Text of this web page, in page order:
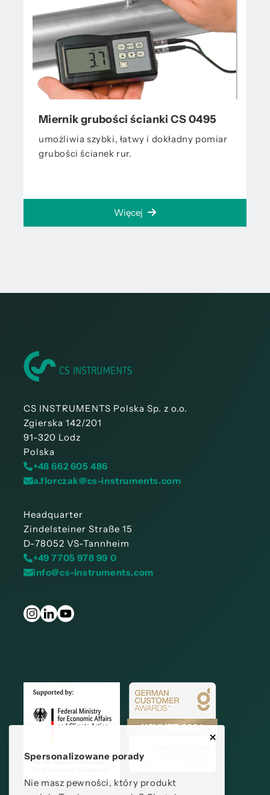
Miernik grubości ścianki CS 0495
umożliwia szybki, łatwy i dokładny pomiar
grubości ścianek rur.
Więcej
Spersonalizowane porady
Nie masz pewności, który produkt
CS INSTRUMENTS Polska Sp. z o.o.
Zgierska 142/201
91-320 Lodz
Polska
+48 662 605 486
a.florczak@cs-instruments.com
Headquarter
Zindelsteiner Straße 15
D-78052 VS-Tannheim
+49 7705 978 99 0
info@cs-instruments.com